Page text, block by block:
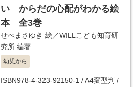
い からだの心配がわかる絵
本 全3巻
せべまさゆき 絵／WILLこども知育研
究所 編著
幼児から
ISBN978-4-323-92150-1 / A4変型判 /